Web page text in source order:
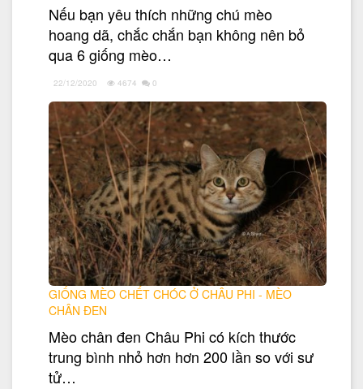
Nếu bạn yêu thích những chú mèo
hoang dã, chắc chắn bạn không nên bỏ
qua 6 giống mèo…
22/12/2020 4674 0
GIỐNG MÈO CHẾT CHÓC Ở CHÂU PHI - MÈO
CHÂN ĐEN
Mèo chân đen Châu Phi có kích thước
trung bình nhỏ hơn hơn 200 lần so với sư
tử…